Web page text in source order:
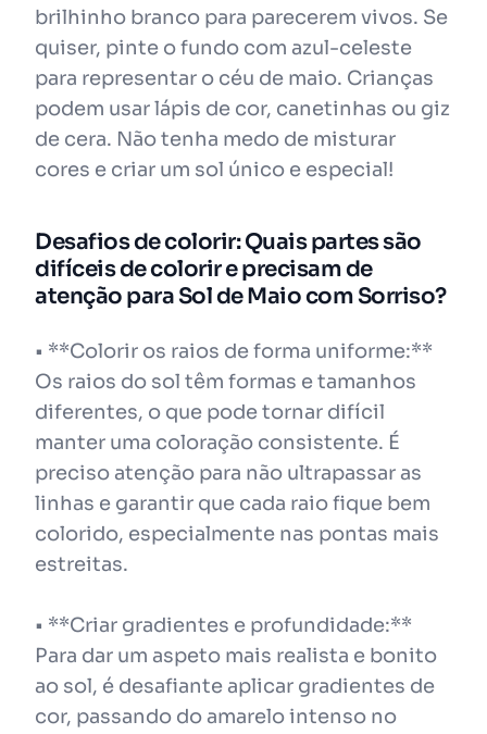
brilhinho branco para parecerem vivos. Se
quiser, pinte o fundo com azul-celeste
para representar o céu de maio. Crianças
podem usar lápis de cor, canetinhas ou giz
de cera. Não tenha medo de misturar
cores e criar um sol único e especial!
Desafios de colorir: Quais partes são
difíceis de colorir e precisam de
atenção para Sol de Maio com Sorriso?
• **Colorir os raios de forma uniforme:**
Os raios do sol têm formas e tamanhos
diferentes, o que pode tornar difícil
manter uma coloração consistente. É
preciso atenção para não ultrapassar as
linhas e garantir que cada raio fique bem
colorido, especialmente nas pontas mais
estreitas.
• **Criar gradientes e profundidade:**
Para dar um aspeto mais realista e bonito
ao sol, é desafiante aplicar gradientes de
cor, passando do amarelo intenso no